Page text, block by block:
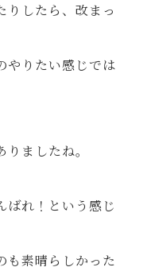
りしたら、改まっ
やりたい感じでは
ましたね。
ばれ！という感じ
も素晴らしかった